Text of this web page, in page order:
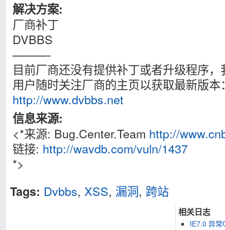
解决方案:
厂商补丁
DVBBS
———-
目前厂商还没有提供补丁或者升级程序
用户随时关注厂商的主页以获取最新版本
http://www.dvbbs.net
信息来源:
<*来源: Bug.Center.Team http://
链接: http://wavdb.com/vuln/1437
*>
Tags: Dvbbs, XSS, 漏洞, 跨站
相关日志
IE7.0 异常